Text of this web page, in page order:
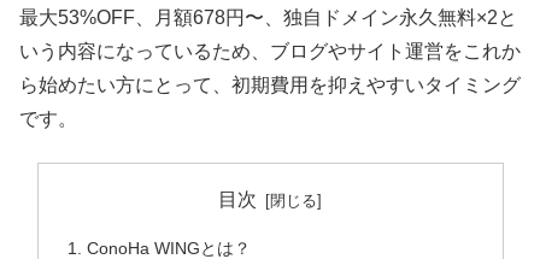
最大53%OFF、月額678円〜、独自ドメイン永久無料×2と
いう内容になっているため、ブログやサイト運営をこれか
ら始めたい方にとって、初期費用を抑えやすいタイミング
です。
目次
ConoHa WINGとは？